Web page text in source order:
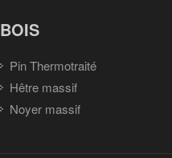
BOIS
Pin Thermotraité
Hêtre massif
Noyer massif